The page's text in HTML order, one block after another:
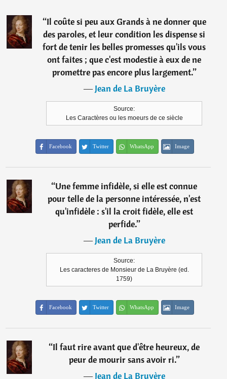
“Il coûte si peu aux Grands à ne donner que
des paroles, et leur condition les dispense si
fort de tenir les belles promesses qu'ils vous
ont faites ; que c'est modestie à eux de ne
promettre pas encore plus largement.”
―Jean de La Bruyère
Source:
Les Caractères ou les moeurs de ce siècle
Facebook Twitter WhatsApp Image
“Une femme infidèle, si elle est connue
pour telle de la personne intéressée, n'est
qu'infidèle : s'il la croit fidèle, elle est
perfide.”
―Jean de La Bruyère
Source:
Les caracteres de Monsieur de La Bruyère (ed.
1759)
Facebook Twitter WhatsApp Image
“Il faut rire avant que d'être heureux, de
peur de mourir sans avoir ri.”
―Jean de La Bruyère